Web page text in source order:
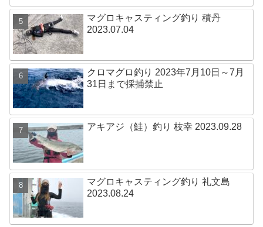
マグロキャスティング釣り 積丹
2023.07.04
クロマグロ釣り 2023年7月10日～7月
31日まで採捕禁止
アキアジ（鮭）釣り 枝幸 2023.09.28
マグロキャスティング釣り 礼文島
2023.08.24